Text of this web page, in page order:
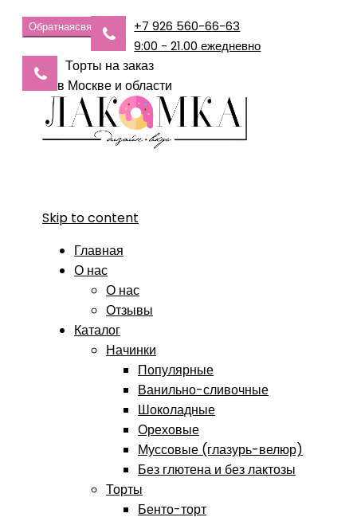
Обратнаясвязь
+7 926 560-66-63
9:00 - 21.00 ежедневно
Торты на заказ
в Москве и области
Skip to content
Главная
О нас
О нас
Отзывы
Каталог
Начинки
Популярные
Ванильно-сливочные
Шоколадные
Ореховые
Муссовые (глазурь-велюр)
Без глютена и без лактозы
Торты
Бенто-торт